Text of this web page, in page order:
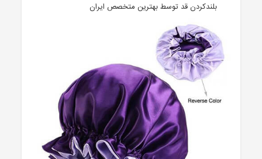
بلندکردن قد توسط بهترین متخصص ایران